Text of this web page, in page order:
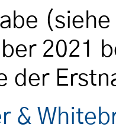
2021
der
&